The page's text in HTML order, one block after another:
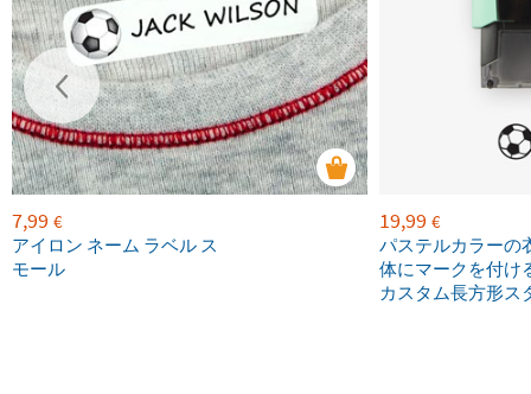
7,99 €
アイロン ネーム ラベル ス
モール
19,99 €
パステルカラーの
体にマークを付け
カスタム長方形ス